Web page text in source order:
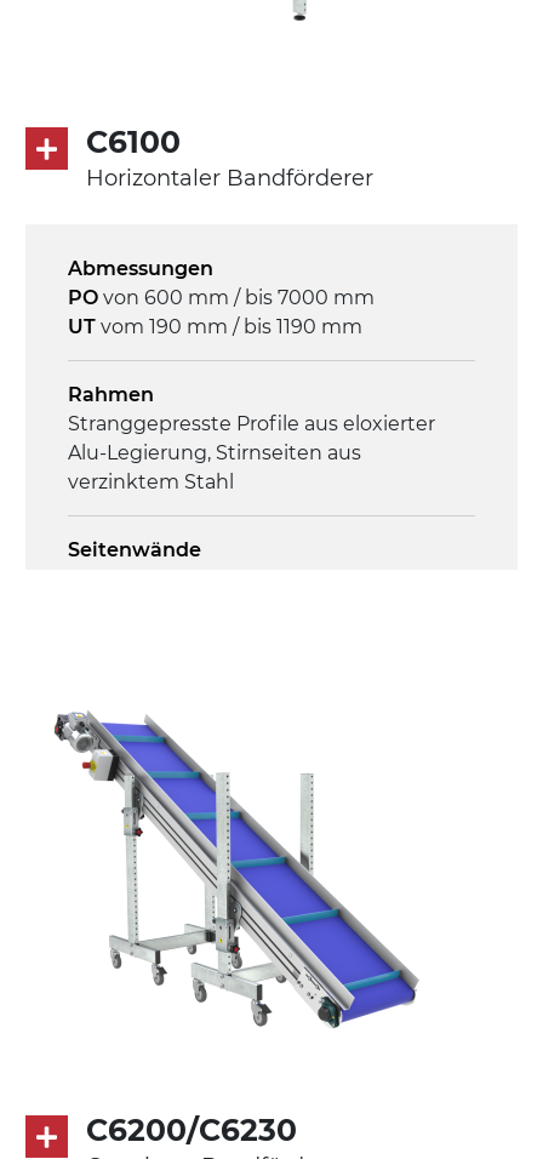
230/400Vac-50Hz-3Ph
Steuerung
On/Off, E-Stopp, Motor-
Überlastungsschutz
C6100
Horizontaler Bandförderer
Abmessungen
PO von 600 mm / bis 7000 mm
UT vom 190 mm / bis 1190 mm
Rahmen
Stranggepresste Profile aus eloxierter
Alu-Legierung, Stirnseiten aus
verzinktem Stahl
Seitenwände
ausziehbare Elemente aus
druckgegossener Alu-Legierung, Beine
aus verzinktem Metallrohr, Stellfüße
PU Oberfläche in Mattblau
Antrieb
direkt, Zug (linke Seite), 3-phasiger
Asynchronmotor für Mehrfachspannung
230/400Vac-50Hz-3Ph
4,8 m/Minute
C6200/C6230